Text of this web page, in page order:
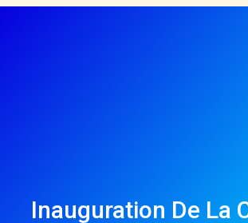
Inauguration De La